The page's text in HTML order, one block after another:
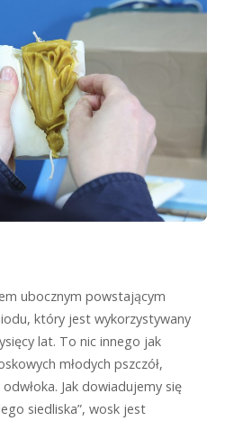
ubocznym powstającym
który jest wykorzystywany
lat. To nic innego jak
młodych pszczół,
Jak dowiadujemy się
siedliska”, wosk jest